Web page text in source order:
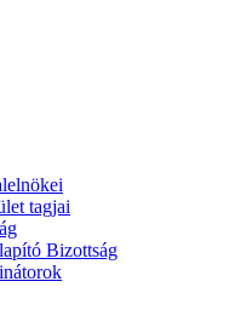
tagjai
Bizottság